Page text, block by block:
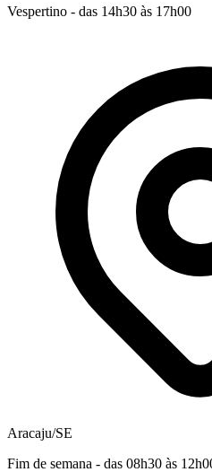
Vespertino - das 14h30 às 17h00
Aracaju/SE
Fim de semana - das 08h30 às